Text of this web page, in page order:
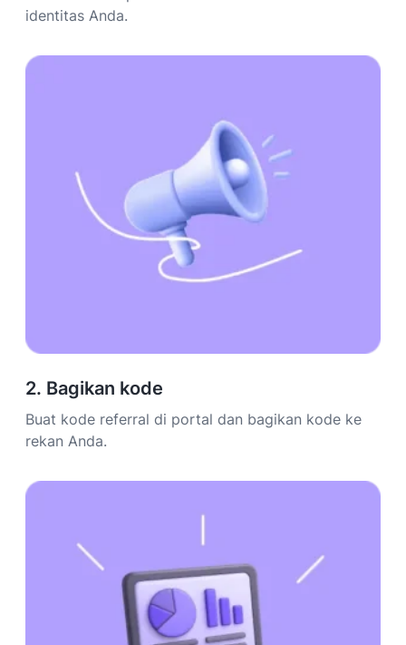
identitas Anda.
2. Bagikan kode
Buat kode referral di portal dan bagikan kode ke
rekan Anda.